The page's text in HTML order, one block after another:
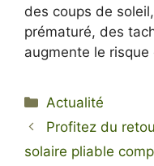
des coups de
prématuré, des
augmente le
Catégories
Actualité
Profitez du
solaire pliable